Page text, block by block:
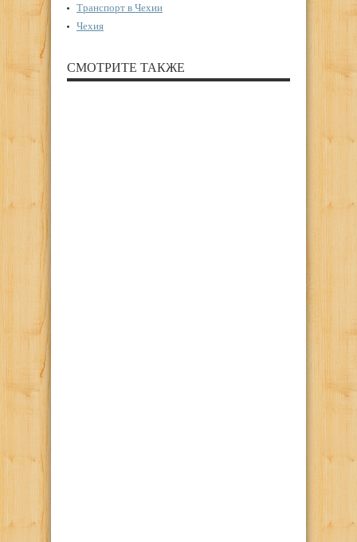
Транспорт в Чехии
Чехия
СМОТРИТЕ ТАКЖЕ